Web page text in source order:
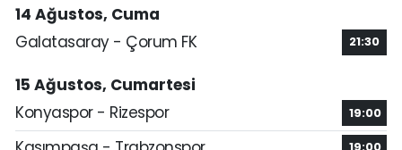
14 Ağustos, Cuma
Galatasaray - Çorum FK
21:30
15 Ağustos, Cumartesi
Konyaspor - Rizespor
19:00